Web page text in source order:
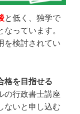
と低く、独学で
っています。
を検討されてい
格を目指せる
の行政書士講座
ないと申し込む